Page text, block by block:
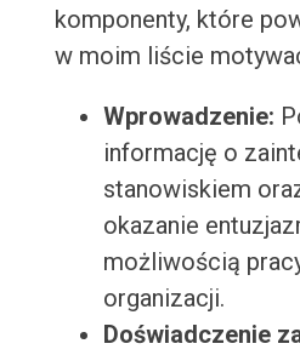
komponenty, które
w moim liście
Wprowadzenie:
informację o
stanowiskiem
okazanie
możliwością
organizacji.
Doświadczenie